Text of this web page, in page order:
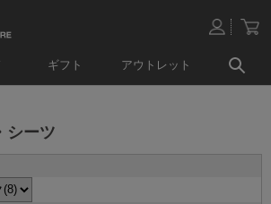
ギフト アウトレット
シーツ